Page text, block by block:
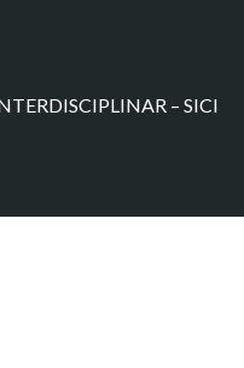
– SICI